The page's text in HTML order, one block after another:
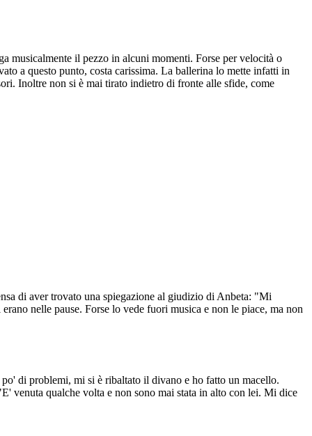
musicalmente il pezzo in alcuni momenti. Forse per velocità o
a questo punto, costa carissima. La ballerina lo mette infatti in
Inoltre non si è mai tirato indietro di fronte alle sfide, come
di aver trovato una spiegazione al giudizio di Anbeta: "Mi
nelle pause. Forse lo vede fuori musica e non le piace, ma non
di problemi, mi si è ribaltato il divano e ho fatto un macello.
venuta qualche volta e non sono mai stata in alto con lei. Mi dice